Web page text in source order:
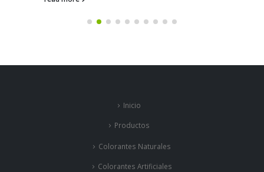
Inicio
Productos
Colorantes Naturales
Colorantes Artificiales